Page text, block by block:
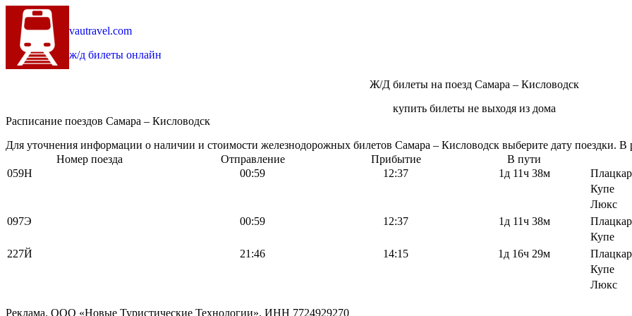
vautravel.com
ж/д билеты онлайн
Ж/Д билеты на поезд Самара – Кисловодск
купить билеты не выходя из дома
Расписание поездов Самара – Кисловодск
Для уточнения информации о наличии и стоимости железнодорожных билетов Самара – Кисловодск выберите дату поездки. В
Номер поезда
Отправление Прибытие
В пути
059Н
00:59 12:37 1д 11ч 38м
Купе
Люкс
097Э
00:59 12:37 1д 11ч 38м
Купе
227Й
21:46 14:15 1д 16ч 29м
Купе
Люкс
Реклама. ООО «Новые Туристические Технологии». ИНН 7724929270